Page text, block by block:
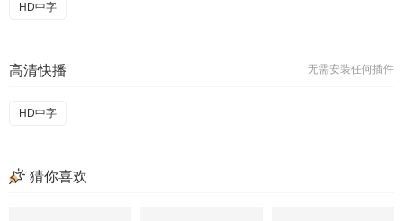
HD中字
无需安装任何插件
高清快播
HD中字
猜你喜欢